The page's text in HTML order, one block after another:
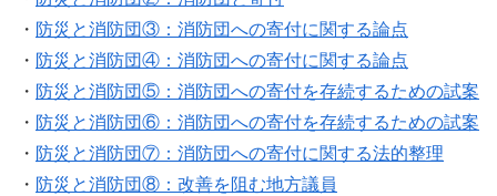
・ 防災と消防団③：消防団への寄付に関する論点
・ 防災と消防団④：消防団への寄付に関する論点
・ 防災と消防団⑤：消防団への寄付を存続するための試案
・ 防災と消防団⑥：消防団への寄付を存続するための試案
・ 防災と消防団⑦：消防団への寄付に関する法的整理
・ 防災と消防団⑧：改善を阻む地方議員